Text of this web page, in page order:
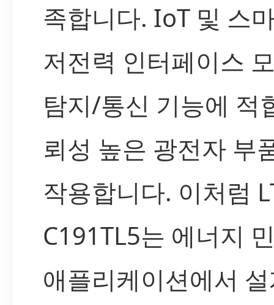
족합니다. IoT 및 스
저전력 인터페이스
탐지/통신 기능에 적
뢰성 높은 광전자 부
작용합니다. 이처럼
C191TL5는 에너지
애플리케이션에서